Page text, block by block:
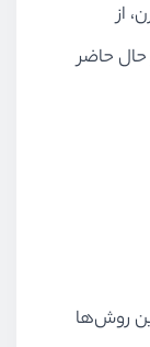
از
حاضر
روش‌ها